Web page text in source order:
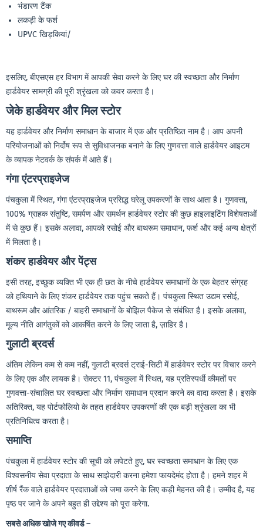
भंडारण टैंक
लकड़ी के फर्श
UPVC खिड़कियां/
इसलिए, बीएसएस हर विभाग में आपकी सेवा करने के लिए घर की स्वच्छता और निर्माण
हार्डवेयर सामग्री की पूरी श्रृंखला को कवर करता है।
जेकेहार्डवेयरऔरमिलस्टोर
यह हार्डवेयर और निर्माण समाधान के बाजार में एक और प्रतिष्ठित नाम है। आप अपनी
परियोजनाओं को निर्दोष रूप से सुविधाजनक बनाने के लिए गुणवत्ता वाले हार्डवेयर आइटम
के व्यापक नेटवर्क के संपर्क में आते हैं।
गंगा एंटरप्राइजेज
पंचकुला में स्थित, गंगा एंटरप्राइजेज प्रसिद्ध घरेलू उपकरणों के साथ आता है। गुणवत्ता,
100% ग्राहक संतुष्टि, समर्पण और समर्थन हार्डवेयर स्टोर की कुछ हाइलाइटिंग विशेषताओं
में से कुछ हैं। इसके अलावा, आपको रसोई और बाथरूम समाधान, फर्श और कई अन्य क्षेत्रों
में मिलता है।
शंकर हार्डवेयर और पेंट्स
इसी तरह, इच्छुक व्यक्ति भी एक ही छत के नीचे हार्डवेयर समाधानों के एक बेहतर संग्रह
को हथियाने के लिए शंकर हार्डवेयर तक पहुंच सकते हैं। पंचकुला स्थित उद्यम रसोई,
बाथरूम और आंतरिक / बाहरी समाधानों के बोझिल पैकेज से संबंधित है। इसके अलावा,
मूल्य नीति आगंतुकों को आकर्षित करने के लिए जाता है, ज़ाहिर है।
गुलाटी ब्रदर्स
अंतिम लेकिन कम से कम नहीं, गुलाटी ब्रदर्स ट्राई-सिटी में हार्डवेयर स्टोर पर विचार करने
के लिए एक और लायक है। सेक्टर 11, पंचकुला में स्थित, यह प्रतिस्पर्धी कीमतों पर
गुणवत्ता-संचालित घर स्वच्छता और निर्माण समाधान प्रदान करने का वादा करता है। इसके
अतिरिक्त, यह पोर्टफोलियो के तहत हार्डवेयर उपकरणों की एक बड़ी श्रृंखला का भी
प्रतिनिधित्व करता है।
समाप्ति
पंचकुला में हार्डवेयर स्टोर की सूची को लपेटते हुए, घर स्वच्छता समाधान के लिए एक
विश्वसनीय सेवा प्रदाता के साथ साझेदारी करना हमेशा फायदेमंद होता है। हमने शहर में
शीर्ष रैंक वाले हार्डवेयर प्रदाताओं को जमा करने के लिए कड़ी मेहनत की है। उम्मीद है, यह
पृष्ठ पर जाने के अपने बहुत ही उद्देश्य को पूरा करेगा.
सबसे अधिक खोजे गए कीवर्ड –